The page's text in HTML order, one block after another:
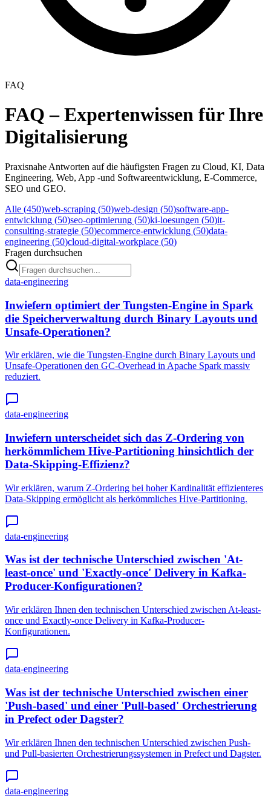
FAQ
FAQ – Expertenwissen für Ihre
Digitalisierung
Praxisnahe Antworten auf die häufigsten Fragen zu Cloud, KI, Data
Engineering, Web, App -und Softwareentwicklung, E-Commerce,
SEO und GEO.
Alle (450)web-scraping (50)web-design (50)software-app-
entwicklung (50)seo-optimierung (50)ki-loesungen (50)it-
consulting-strategie (50)ecommerce-entwicklung (50)data-
engineering (50)cloud-digital-workplace (50)
Fragen durchsuchen
data-engineering
Inwiefern optimiert der Tungsten-Engine in Spark
die Speicherverwaltung durch Binary Layouts und
Unsafe-Operationen?
Wir erklären, wie die Tungsten-Engine durch Binary Layouts und
Unsafe-Operationen den GC-Overhead in Apache Spark massiv
reduziert.
data-engineering
Inwiefern unterscheidet sich das Z-Ordering von
herkömmlichem Hive-Partitioning hinsichtlich der
Data-Skipping-Effizienz?
Wir erklären, warum Z-Ordering bei hoher Kardinalität effizienteres
Data-Skipping ermöglicht als herkömmliches Hive-Partitioning.
data-engineering
Was ist der technische Unterschied zwischen 'At-
least-once' und 'Exactly-once' Delivery in Kafka-
Producer-Konfigurationen?
Wir erklären Ihnen den technischen Unterschied zwischen At-least-
once und Exactly-once Delivery in Kafka-Producer-
Konfigurationen.
data-engineering
Was ist der technische Unterschied zwischen einer
'Push-based' und einer 'Pull-based' Orchestrierung
in Prefect oder Dagster?
Wir erklären Ihnen den technischen Unterschied zwischen Push-
und Pull-basierten Orchestrierungssystemen in Prefect und Dagster.
data-engineering